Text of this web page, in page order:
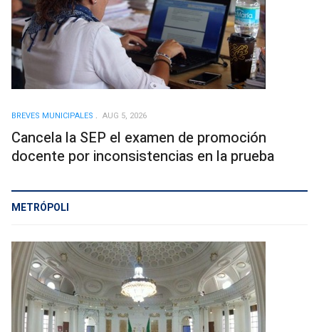
BREVES MUNICIPALES AUG 5, 2026
Cancela la SEP el examen de promoción
docente por inconsistencias en la prueba
METRÓPOLI